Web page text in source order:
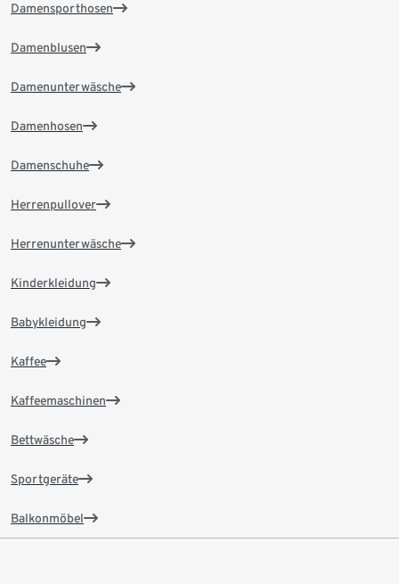
Damensporthosen
Damenblusen
Damenunterwäsche
Damenhosen
Damenschuhe
Herrenpullover
Herrenunterwäsche
Kinderkleidung
Babykleidung
Kaffee
Kaffeemaschinen
Bettwäsche
Sportgeräte
Balkonmöbel